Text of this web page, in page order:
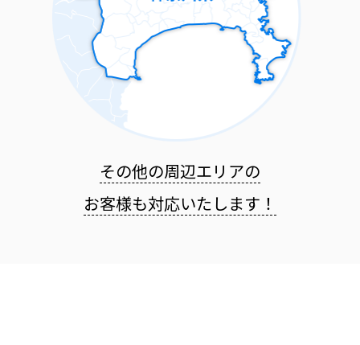
その他の周辺エリアの
お客様も対応いたします！